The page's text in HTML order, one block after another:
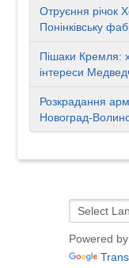
Отруєння річок
Понінківську
Пішаки Кремля:
інтереси
Розкрадання
Новоград-
Powered by